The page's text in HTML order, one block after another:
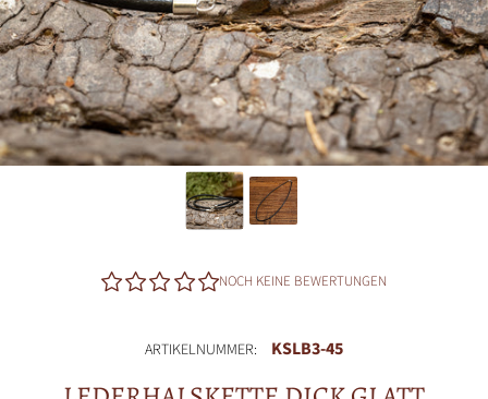
NOCH KEINE BEWERTUNGEN
ARTIKELNUMMER: KSLB3-45